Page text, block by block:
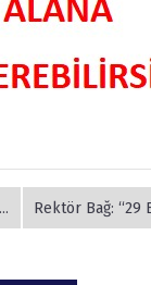
Rektör Bağ: “29